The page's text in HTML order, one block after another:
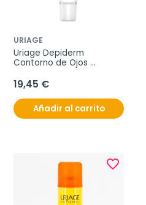
URIAGE
Uriage Depiderm
Contorno de Ojos
19,45 €
Añadir al carrito
favorite_border